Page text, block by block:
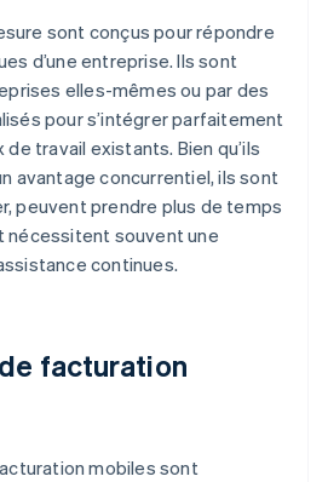
sont conçus pour répondre
d’une entreprise. Ils sont
elles-mêmes ou par des
pour s’intégrer parfaitement
travail existants. Bien qu’ils
avantage concurrentiel, ils sont
peuvent prendre plus de temps
souvent une
continues.
facturation
mobiles sont